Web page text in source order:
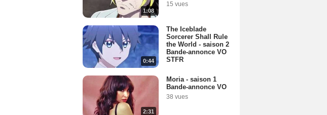
1:08
15 vues
0:44
The Iceblade
Sorcerer Shall Rule
the World - saison 2
Bande-annonce VO
STFR
2:31
Moria - saison 1
Bande-annonce VO
38 vues